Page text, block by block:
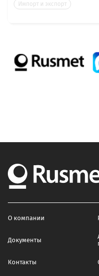
Импорт и экспорт
О компании
Документы
Контакты